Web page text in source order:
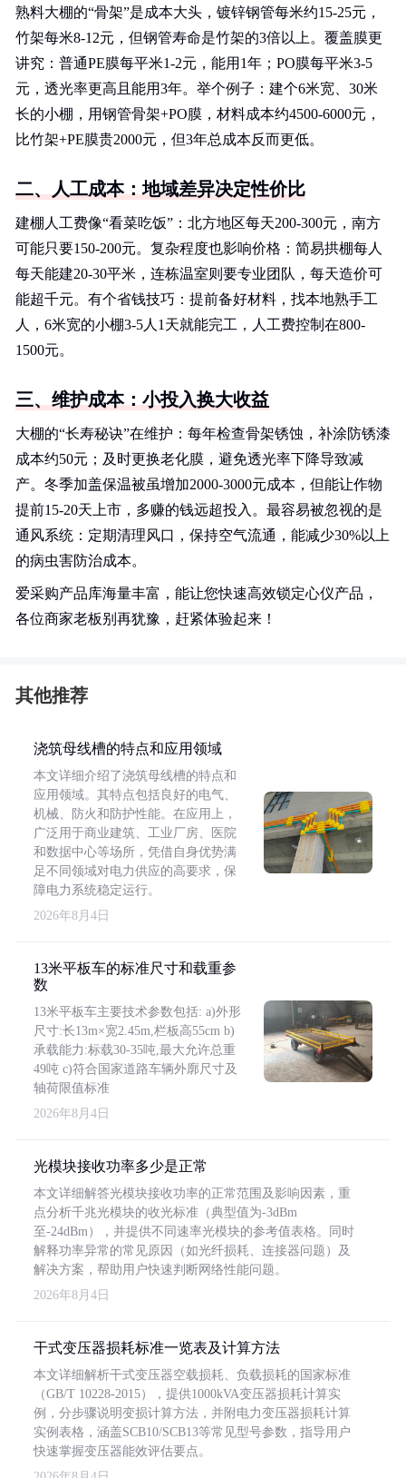
熟料大棚的“骨架”是成本大头，镀锌钢管每米约15-25元，
竹架每米8-12元，但钢管寿命是竹架的3倍以上。覆盖膜更
讲究：普通PE膜每平米1-2元，能用1年；PO膜每平米3-5
元，透光率更高且能用3年。举个例子：建个6米宽、30米
长的小棚，用钢管骨架+PO膜，材料成本约4500-6000元，
比竹架+PE膜贵2000元，但3年总成本反而更低。
二、人工成本：地域差异决定性价比
建棚人工费像“看菜吃饭”：北方地区每天200-300元，南方
可能只要150-200元。复杂程度也影响价格：简易拱棚每人
每天能建20-30平米，连栋温室则要专业团队，每天造价可
能超千元。有个省钱技巧：提前备好材料，找本地熟手工
人，6米宽的小棚3-5人1天就能完工，人工费控制在800-
1500元。
三、维护成本：小投入换大收益
大棚的“长寿秘诀”在维护：每年检查骨架锈蚀，补涂防锈漆
成本约50元；及时更换老化膜，避免透光率下降导致减
产。冬季加盖保温被虽增加2000-3000元成本，但能让作物
提前15-20天上市，多赚的钱远超投入。最容易被忽视的是
通风系统：定期清理风口，保持空气流通，能减少30%以上
的病虫害防治成本。
爱采购产品库海量丰富，能让您快速高效锁定心仪产品，
各位商家老板别再犹豫，赶紧体验起来！
其他推荐
浇筑母线槽的特点和应用领域
本文详细介绍了浇筑母线槽的特点和
应用领域。其特点包括良好的电气、
机械、防火和防护性能。在应用上，
广泛用于商业建筑、工业厂房、医院
和数据中心等场所，凭借自身优势满
足不同领域对电力供应的高要求，保
障电力系统稳定运行。
2026年8月4日
13米平板车的标准尺寸和载重参
数
13米平板车主要技术参数包括: a)外形
尺寸:长13m×宽2.45m,栏板高55cm b)
承载能力:标载30-35吨,最大允许总重
49吨 c)符合国家道路车辆外廓尺寸及
轴荷限值标准
2026年8月4日
光模块接收功率多少是正常
本文详细解答光模块接收功率的正常范围及影响因素，重
点分析千兆光模块的收光标准（典型值为-3dBm
至-24dBm），并提供不同速率光模块的参考值表格。同时
解释功率异常的常见原因（如光纤损耗、连接器问题）及
解决方案，帮助用户快速判断网络性能问题。
2026年8月4日
干式变压器损耗标准一览表及计算方法
本文详细解析干式变压器空载损耗、负载损耗的国家标准
（GB/T 10228-2015），提供1000kVA变压器损耗计算实
例，分步骤说明变损计算方法，并附电力变压器损耗计算
实例表格，涵盖SCB10/SCB13等常见型号参数，指导用户
快速掌握变压器能效评估要点。